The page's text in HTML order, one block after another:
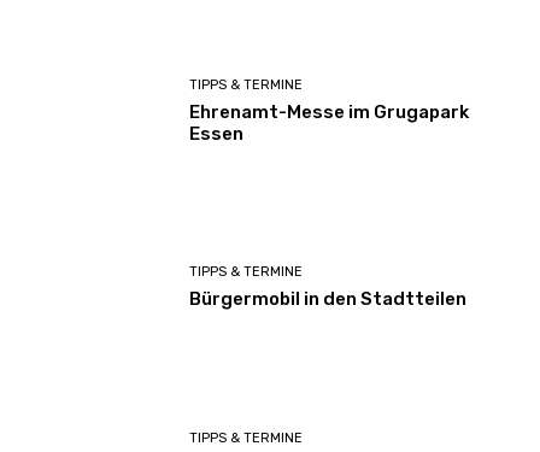
TIPPS & TERMINE
Ehrenamt-Messe im Grugapark
Essen
TIPPS & TERMINE
Bürgermobil in den Stadtteilen
TIPPS & TERMINE